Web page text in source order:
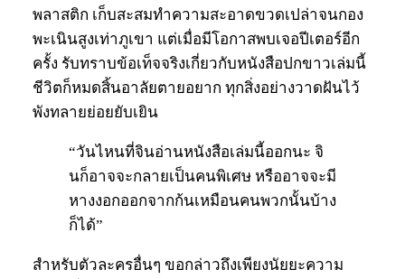
พลาสติก เก็บสะสมทำความสะอาดขวดเปล่าจนกอง
พะเนินสูงเท่าภูเขา แต่เมื่อมีโอกาสพบเจอปีเตอร์อีก
ครั้ง รับทราบข้อเท็จจริงเกี่ยวกับหนังสือปกขาวเล่มนี้
ชีวิตก็หมดสิ้นอาลัยตายอยาก ทุกสิ่งอย่างวาดฝันไว้
พังทลายย่อยยับเยิน
“วันไหนที่จินอ่านหนังสือเล่มนี้ออกนะ จิ
นก็อาจจะกลายเป็นคนพิเศษ หรืออาจจะมี
หางงอกออกจากก้นเหมือนคนพวกนั้นบ้าง
ก็ได้”
สำหรับตัวละครอื่นๆ ขอกล่าวถึงเพียงนัยยะความ